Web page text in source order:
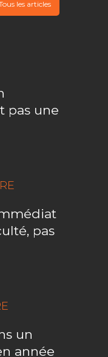
les articles
pas une
pas
un
année